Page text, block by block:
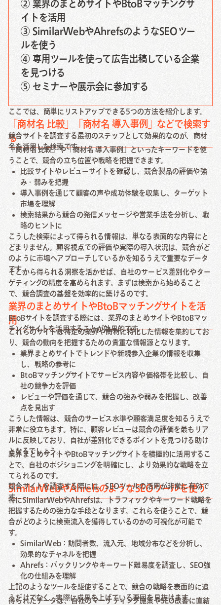
② 業界のまとめサイトやBtoBマッチングサ
イトを活用
③ SimilarWebやAhrefsのようなSEOツー
ルを使う
④ 専用ツールを使って広告出稿している企業
を見つける
⑤ セミナーや展示会に参加する
ここでは、簡単にリストアップできる5つの方法を紹介します。
「商材名 比較」「商材名 導入事例」などで検索す
る
競合サイトを調査する最初のステップとして効果的なのが、商材
名を活用した検索です。
「商材名 比較」や「商材名 導入事例」といったキーワードを使
うことで、競合の立ち位置や戦略を把握できます。
比較サイトやレビューサイトを確認し、競合製品の評価や強
み・弱みを把握
導入事例を通じて顧客の声や成功体験を収集し、ターゲット
市場を理解
検索結果から競合の発信メッセージや営業手法を分析し、戦
略のヒントに
こうした検索によって得られる情報は、単なる表面的な内容にと
どまりません。顧客視点での評価や実際の導入状況は、競合がど
のように市場へアプローチしているかを知るうえで重要なデータ
です。
そこから得られる洞察を活かせば、自社のサービス差別化やター
ゲティングの精度を高められます。まずは検索から始めること
で、競合調査の基盤を効率的に築けるのです。
業界のまとめサイトやBtoBマッチングサイトを活
用
BtoBサイトを調査する際には、業界のまとめサイトやBtoBマッ
チングサイトを活用することが効果的です。
これらのサイトは特定の業界や商材に特化した情報を集約してお
り、競合の動向を把握するための貴重な情報源となります。
業界まとめサイトでトレンドや新規参入企業の情報を収集
し、戦略の参考に
BtoBマッチングサイトでサービス内容や価格帯を比較し、自
社の競争力を評価
レビューや評価を通じて、競合の強みや弱みを把握し、改善
点を見出す
こうした情報は、競合のサービス水準や顧客満足度を知るうえで
非常に役立ちます。特に、顧客レビューは競合の評価を最もリア
ルに反映しており、自社が差別化できるポイントを見つける助け
となるでしょう。
業界まとめサイトやBtoBマッチングサイトを積極的に活用するこ
とで、自社のポジショニングを明確にし、より効果的な戦略を立
てられるのです。
SimilarWebやAhrefsのようなSEOツールを使う
競合サイトを調査する際には、SEOツールの活用が非常に有効で
す。
特にSimilarWebやAhrefsは、トラフィックやキーワード戦略を
把握するための強力な手段となります。これらを使うことで、競
合がどのように検索流入を獲得しているのかの可視化が可能で
す。
SimilarWeb：訪問者数、流入元、地域分布などを分析し、
効果的なチャネルを把握
Ahrefs：バックリンクやキーワード難易度を調査し、SEO強
化の仕組みを理解
上記のようなツールを駆使することで、競合の戦略を表面的に追
うだけでなく、実際に成果を上げている要因を見抜けます。
得られたデータは、自社のマーケティング施策やSEO改善に直結